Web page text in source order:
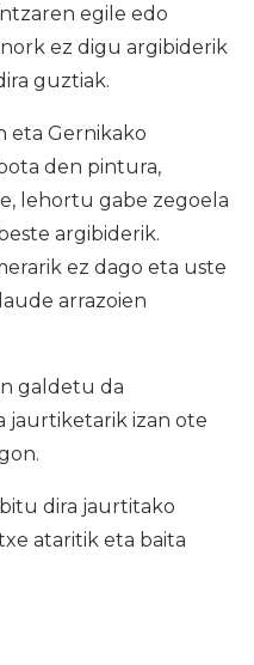
egile edo
ez digu argibiderik
guztiak.
eta Gernikako
den pintura,
lehortu gabe zegoela
argibiderik.
ez dago eta uste
arrazoien
galdetu da
jaurtiketarik izan ote
dira jaurtitako
ataritik eta baita